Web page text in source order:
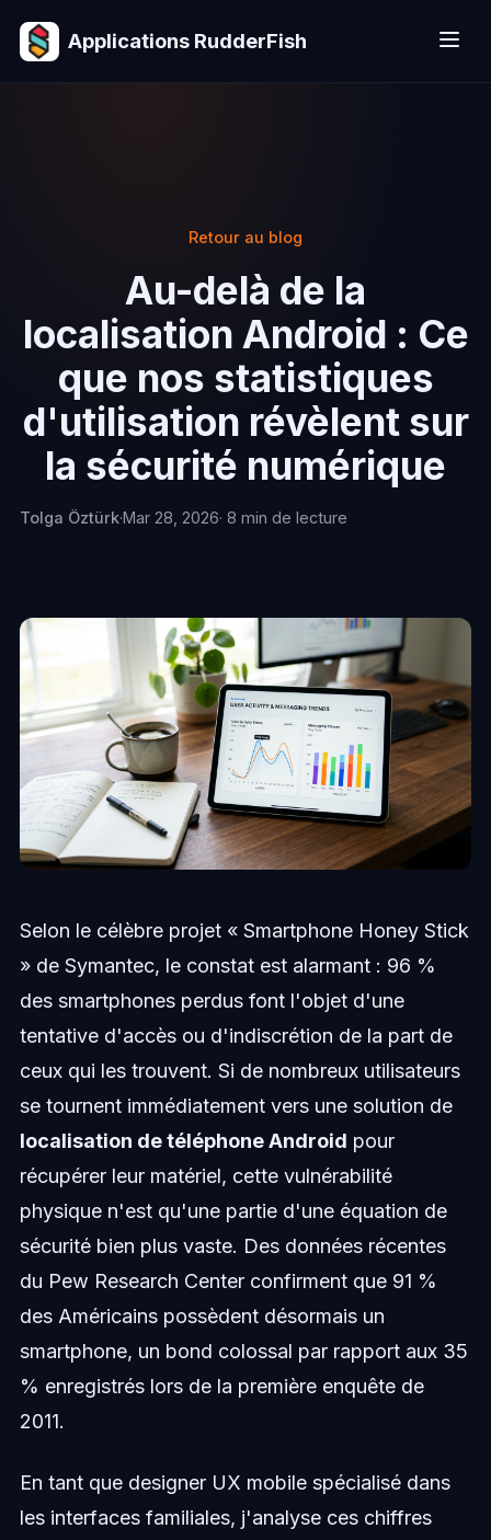
Applications RudderFish
Retour au blog
Au-delà de la
localisation Android : Ce
que nos statistiques
d'utilisation révèlent sur
la sécurité numérique
Tolga Öztürk·Mar 28, 2026· 8 min de lecture
Selon le célèbre projet « Smartphone Honey Stick
» de Symantec, le constat est alarmant : 96 %
des smartphones perdus font l'objet d'une
tentative d'accès ou d'indiscrétion de la part de
ceux qui les trouvent. Si de nombreux utilisateurs
se tournent immédiatement vers une solution de
localisation de téléphone Android pour
récupérer leur matériel, cette vulnérabilité
physique n'est qu'une partie d'une équation de
sécurité bien plus vaste. Des données récentes
du Pew Research Center confirment que 91 %
des Américains possèdent désormais un
smartphone, un bond colossal par rapport aux 35
% enregistrés lors de la première enquête de
2011.
En tant que designer UX mobile spécialisé dans
les interfaces familiales, j'analyse ces chiffres